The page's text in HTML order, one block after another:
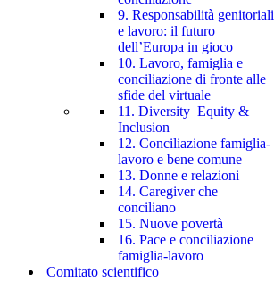
9. Responsabilità genitoriali
e lavoro: il futuro
dell’Europa in gioco
10. Lavoro, famiglia e
conciliazione di fronte alle
sfide del virtuale
11. Diversity Equity &
Inclusion
12. Conciliazione famiglia-
lavoro e bene comune
13. Donne e relazioni
14. Caregiver che
conciliano
15. Nuove povertà
16. Pace e conciliazione
famiglia-lavoro
Comitato scientifico